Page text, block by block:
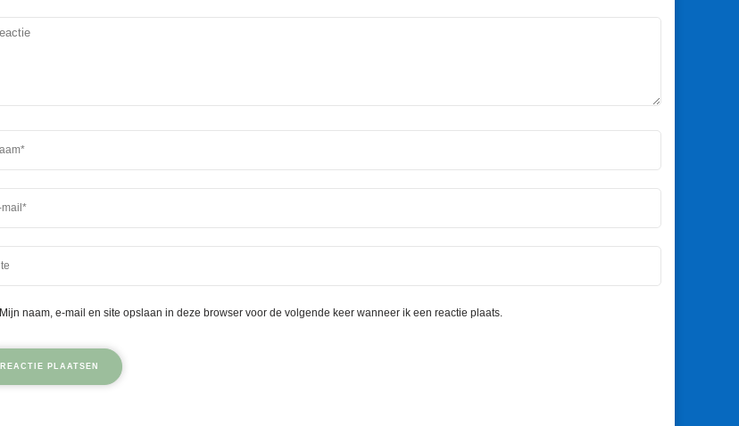
Mijn naam, e-mail en site opslaan in deze browser voor de volgende keer wanneer ik een reactie plaats.